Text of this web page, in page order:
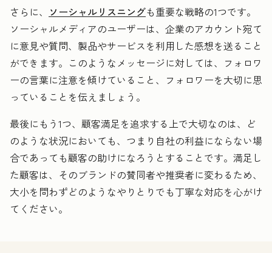
さらに、 ソーシャルリスニングも重要な戦略の1つです。
ソーシャルメディアのユーザーは、企業のアカウント宛て
に意見や質問、製品やサービスを利用した感想を送ること
ができます。このようなメッセージに対しては、フォロワ
ーの言葉に注意を傾けていること、フォロワーを大切に思
っていることを伝えましょう。
最後にもう1つ、顧客満足を追求する上で大切なのは、ど
のような状況においても、つまり自社の利益にならない場
合であっても顧客の助けになろうとすることです。満足し
た顧客は、そのブランドの賛同者や推奨者に変わるため、
大小を問わずどのようなやりとりでも丁寧な対応を心がけ
てください。